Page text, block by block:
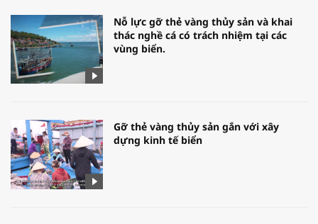
Nỗ lực gỡ thẻ vàng thủy sản và khai
thác nghề cá có trách nhiệm tại các
vùng biển.
Gỡ thẻ vàng thủy sản gắn với xây
dựng kinh tế biển